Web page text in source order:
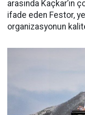
arasında Kaçkar’ın
ifade eden Festor,
organizasyonun